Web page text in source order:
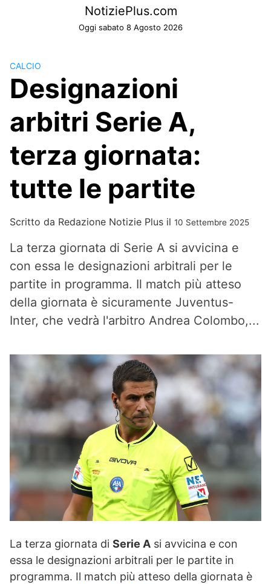
NotiziePlus.com
Oggi sabato 8 Agosto 2026
CALCIO
Designazioni
arbitri Serie A,
terza giornata:
tutte le partite
Scritto da Redazione Notizie Plus il 10 Settembre 2025
La terza giornata di Serie A si avvicina e
con essa le designazioni arbitrali per le
partite in programma. Il match più atteso
della giornata è sicuramente Juventus-
Inter, che vedrà l'arbitro Andrea Colombo,...
La terza giornata di Serie A si avvicina e con
essa le designazioni arbitrali per le partite in
programma. Il match più atteso della giornata è